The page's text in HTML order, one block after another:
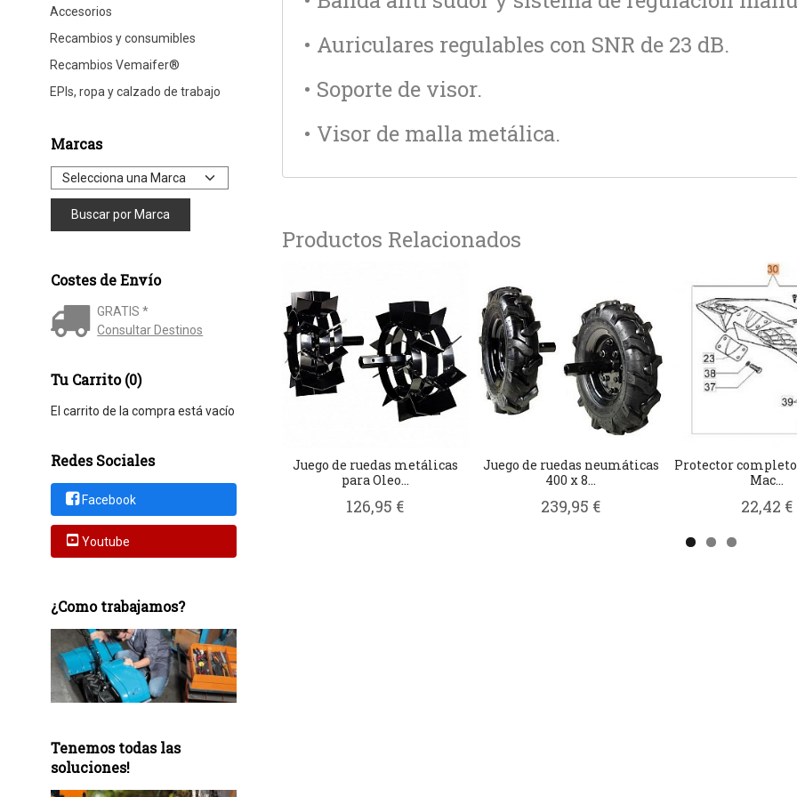
Accesorios
Recambios y consumibles
Recambios Vemaifer®
EPIs, ropa y calzado de trabajo
Marcas
Costes de Envío
GRATIS *
Consultar Destinos
Tu Carrito (0)
El carrito de la compra está vacío
Redes Sociales
Facebook
Youtube
¿Como trabajamos?
Tenemos todas las
soluciones!
• Auriculares regulables con SNR de 23 dB.
• Soporte de visor.
• Visor de malla metálica.
Productos Relacionados
Juego de ruedas metálicas
para Oleo...
126,95 €
Juego de ruedas neumáticas
400 x 8...
239,95 €
Protector
Mac...
22,42 €